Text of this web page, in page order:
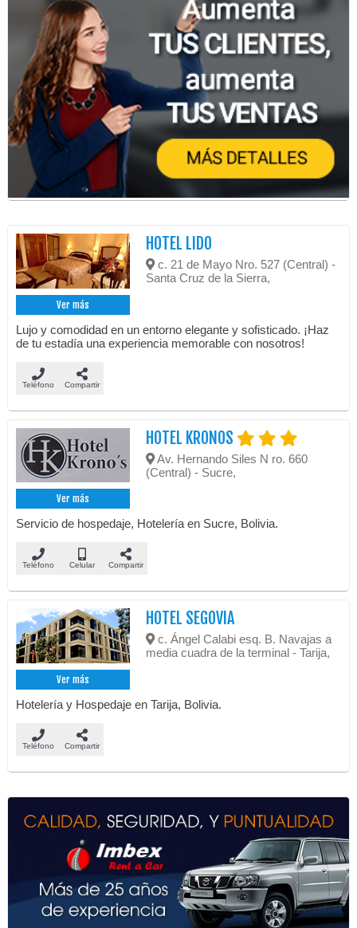
Ver más
HOTEL LIDO
c. 21 de Mayo Nro. 527 (Central) -
Santa Cruz de la Sierra,
Lujo y comodidad en un entorno elegante y sofisticado. ¡Haz
de tu estadía una experiencia memorable con nosotros!
Teléfono Compartir
Ver más
HOTEL KRONOS
Av. Hernando Siles N ro. 660
(Central) - Sucre,
Servicio de hospedaje, Hotelería en Sucre, Bolivia.
Teléfono Celular Compartir
Ver más
HOTEL SEGOVIA
c. Ángel Calabi esq. B. Navajas a
media cuadra de la terminal - Tarija,
Hotelería y Hospedaje en Tarija, Bolivia.
Teléfono Compartir